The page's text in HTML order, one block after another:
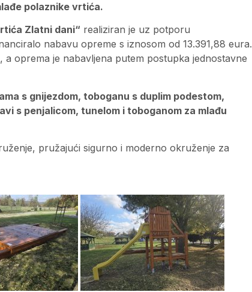
polaznike vrtića.
Zlatni dani“ realiziran je uz potporu
nabavu opreme s iznosom od 13.391,88 eura.
oprema je nabavljena putem postupka jednostavne
s gnijezdom, toboganu s duplim podestom,
s penjalicom, tunelom i toboganom za mlađu
pružajući sigurno i moderno okruženje za